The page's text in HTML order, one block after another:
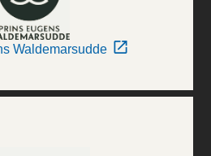
Waldemarsudde